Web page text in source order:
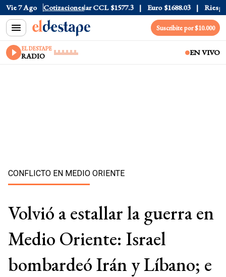
Vie 7 Ago Cotizaciones
Blue $1530 Dólar CCL $1577.3 Euro $1688.03 Riesgo País
Suscribite por $10.000
EL DESTAPE
RADIO EN VIVO
CONFLICTO EN MEDIO ORIENTE
Volvió a estallar la guerra en
Medio Oriente: Israel
bombardeó Irán y Líbano; e